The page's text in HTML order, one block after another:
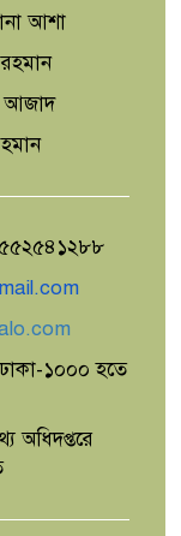
আশা
আজাদ
১০০০ হতে
অধিদপ্তরে